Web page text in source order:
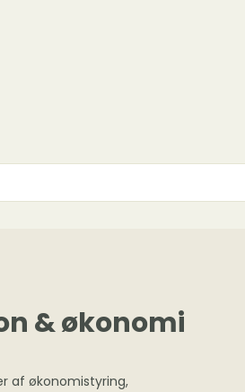
& økonomi
af økonomistyring,